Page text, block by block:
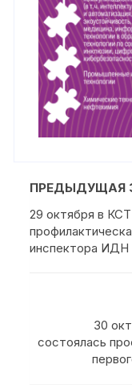
ПРЕДЫДУЩАЯ
29 октября в
инспектора ИДН
30
состоялась